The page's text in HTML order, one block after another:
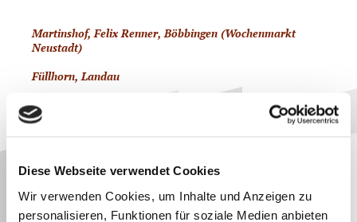
Diese Webseite verwendet Cookies
Wir verwenden Cookies, um Inhalte und Anzeigen zu
personalisieren, Funktionen für soziale Medien anbieten
Martinshof, Felix Renner, Böbbingen (Wochenmarkt
Neustadt)
Füllhorn, Landau
Gensheimer, Offenbach (Wochenmarkt Speyer)
Naturkostladen Kornmühle, Annweiler
Blattlaus, Maxdorf